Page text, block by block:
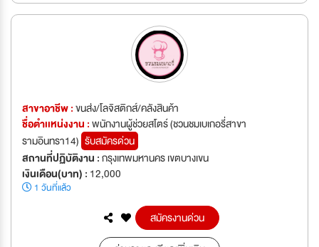
สาขาอาชีพ :ขนส่ง/โลจิสติกส์/คลังสินค้า
ชื่อตำเเหน่งงาน :พนักงานผู้ช่วยสโตร์ (ชวนชมเบเกอรี่สาขา
รามอินทรา14) รับสมัครด่วน
สถานที่ปฏิบัติงาน :กรุงเทพมหานคร เขตบางเขน
เงินเดือน(บาท) : 12,000
1 วันที่แล้ว
สมัครงานด่วน